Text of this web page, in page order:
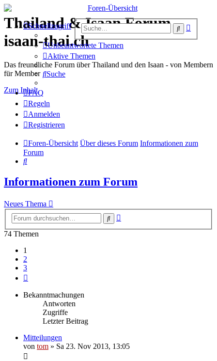
Suche
Thailand & Isaan Forum -
isaan-thai.ch
Das freundliche Forum über Thailand und den Isaan - von Membern
für Member
Zum Inhalt
Schnellzugriff
Unbeantwortete Themen
Aktive Themen
Suche
FAQ
Regeln
Anmelden
Registrieren
Foren-Übersicht Über dieses Forum Informationen zum
Forum
Suche
Informationen zum Forum
Neues Thema
Suche
74 Themen
1
2
3
Bekanntmachungen
Antworten
Zugriffe
Letzter Beitrag
Mitteilungen
von tom » Sa 23. Nov 2013, 13:05